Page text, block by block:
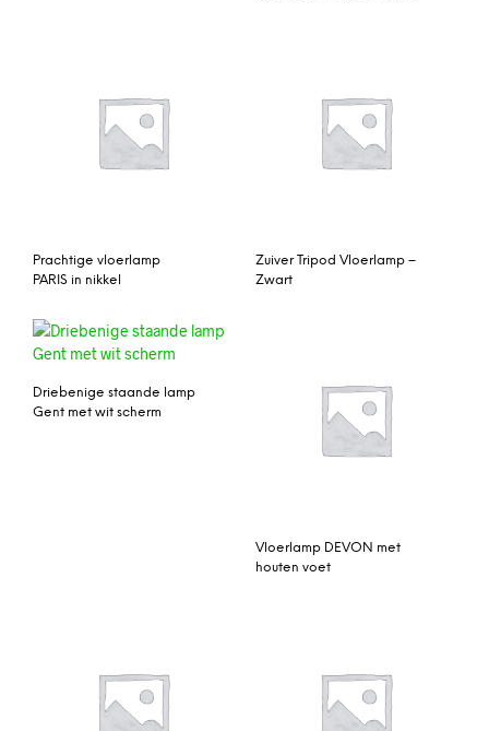
Prachtige vloerlamp
PARIS in nikkel
Zuiver Tripod Vloerlamp –
Zwart
Driebenige staande lamp
Gent met wit scherm
Vloerlamp DEVON met
houten voet